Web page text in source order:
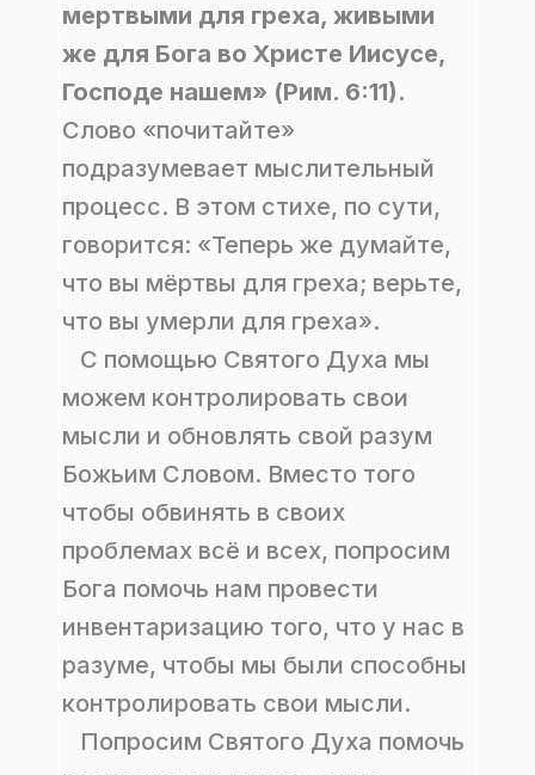
мертвыми для греха, живыми
же для Бога во Христе Иисусе,
Господе нашем» (Рим. 6:11).
Слово «почитайте»
подразумевает мыслительный
процесс. В этом стихе, по сути,
говорится: «Теперь же думайте,
что вы мёртвы для греха; верьте,
что вы умерли для греха».
С помощью Святого Духа мы
можем контролировать свои
мысли и обновлять свой разум
Божьим Словом. Вместо того
чтобы обвинять в своих
проблемах всё и всех, попросим
Бога помочь нам провести
инвентаризацию того, что у нас в
разуме, чтобы мы были способны
контролировать свои мысли.
Попросим Святого Духа помочь